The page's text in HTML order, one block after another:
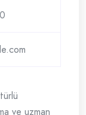
ve uzman